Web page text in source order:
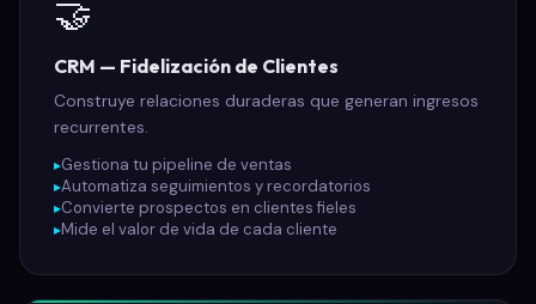
🤝
CRM — Fidelización de Clientes
Construye relaciones duraderas que generan ingresos
recurrentes.
Gestiona tu pipeline de ventas
Automatiza seguimientos y recordatorios
Convierte prospectos en clientes fieles
Mide el valor de vida de cada cliente